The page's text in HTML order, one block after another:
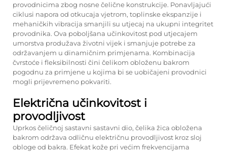
provodnicima zbog nosne čelične konstrukcije. Ponavljajući
ciklusi napora od otkucaja vjetrom, toplinske ekspanzije i
mehaničkih vibracija smanjili su utjecaj na ukupni integritet
provodnika. Ova poboljšana učinkovitost pod utjecajem
umorstva produžava životni vijek i smanjuje potrebe za
održavanjem u dinamičnim primjenama. Kombinacija
čvrstoće i fleksibilnosti čini čelikom obloženu bakrom
pogodnu za primjene u kojima bi se uobičajeni provodnici
mogli prijevremeno pokvariti.
Električna učinkovitost i
provodljivost
Uprkos čeličnoj sastavni sastavni dio, čelika žica obložena
bakrom održava odličnu električnu provodljivost kroz sloj
obloge od bakra. Efekat kože pri većim frekvencijama